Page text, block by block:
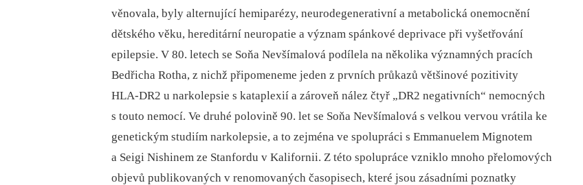
věnovala, byly alternující hemiparézy, neurodegenerativní a metabolická onemocnění
dětského věku, hereditární neuropatie a význam spánkové deprivace při vyšetřování
epilepsie. V 80. letech se Soňa Nevšímalová podílela na několika významných pracích
Bedřicha Rotha, z nichž připomeneme jeden z prvních průkazů většinové pozitivity
HLA‑DR2 u narkolepsie s kataplexií a zároveň nález čtyř „DR2 negativních“ nemocných
s touto nemocí. Ve druhé polovině 90. let se Soňa Nevšímalová s velkou vervou vrátila ke
genetickým studiím narkolepsie, a to zejména ve spolupráci s Emmanuelem Mignotem
a Seigi Nishinem ze Stanfordu v Kalifornii. Z této spolupráce vzniklo mnoho přelomových
objevů publikovaných v renomovaných časopisech, které jsou zásadními poznatky